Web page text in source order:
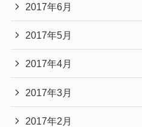
2017年6月
2017年5月
2017年4月
2017年3月
2017年2月